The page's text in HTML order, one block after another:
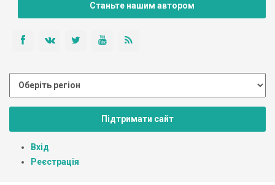
Станьте нашим автором
Підтримати сайт
Вхід
Реєстрація